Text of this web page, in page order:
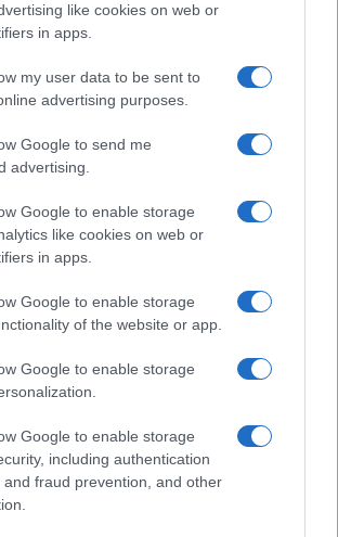
like cookies on web or
in apps.
my user data to be sent to
advertising purposes.
Google to send me
advertising.
Google to enable storage
like cookies on web or
in apps.
Google to enable storage
of the website or app.
Google to enable storage
Google to enable storage
including authentication
and fraud prevention, and other